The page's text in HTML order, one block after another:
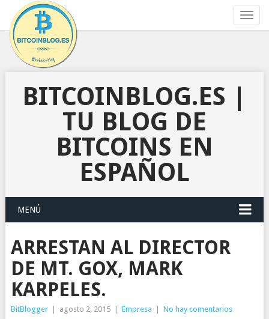
BITCOINBLOG.ES |
TU BLOG DE
BITCOINS EN
ESPAÑOL
MENÚ
ARRESTAN AL DIRECTOR
DE MT. GOX, MARK
KARPELES.
BitBlogger agosto 2, 2015 Empresa No hay comentarios